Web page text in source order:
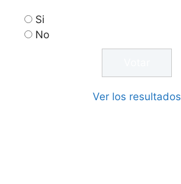
Si
No
Ver los resultados